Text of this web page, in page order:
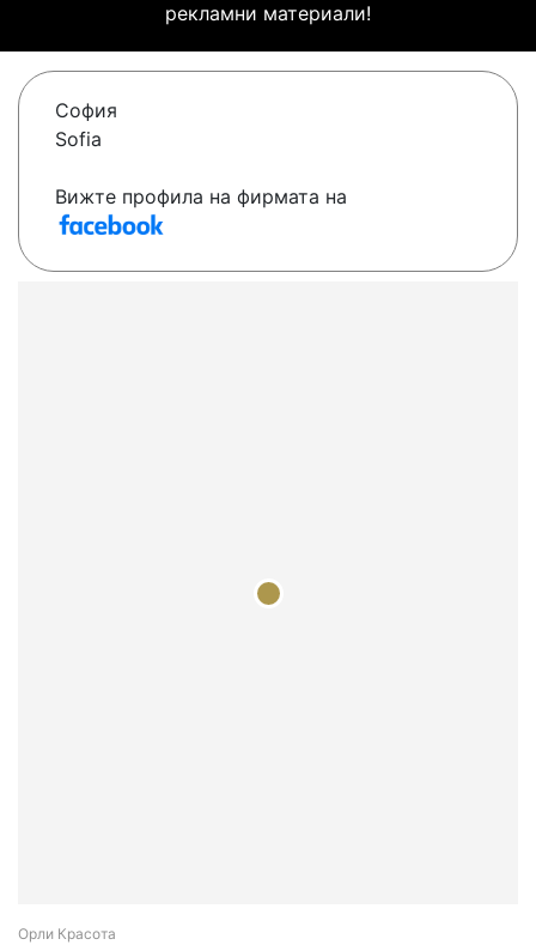
рекламни материали!
София
Sofia
Вижте профила на фирмата на
Орли Красота